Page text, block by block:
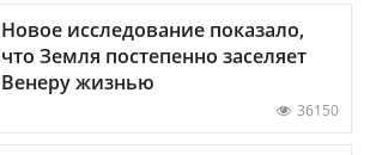
Новое исследование показало,
что Земля постепенно заселяет
Венеру жизнью
36150